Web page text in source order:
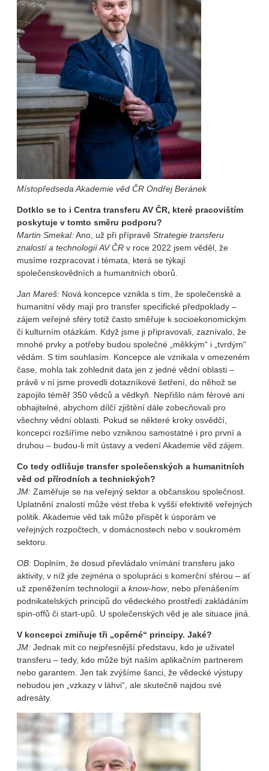
Místopředseda Akademie věd ČR Ondřej Beránek
Dotklo se to i Centra transferu AV ČR, které pracovištím
poskytuje v tomto směru podporu?
Martin Smekal:Ano, už při přípravě Strategie transferu
znalostí a technologií AV ČR v roce 2022 jsem věděl, že
musíme rozpracovat i témata, která se týkají
společenskovědních a humanitních oborů.
Jan Mareš: Nová koncepce vznikla s tím, že společenské a
humanitní vědy mají pro transfer specifické předpoklady –
zájem veřejné sféry totiž často směřuje k socioekonomickým
či kulturním otázkám. Když jsme ji připravovali, zaznívalo, že
mnohé prvky a potřeby budou společné „měkkým“ i „tvrdým“
vědám. S tím souhlasím. Koncepce ale vznikala v omezeném
čase, mohla tak zohlednit data jen z jedné vědní oblasti –
právě v ní jsme provedli dotazníkové šetření, do něhož se
zapojilo téměř 350 vědců a vědkyň. Nepřišlo nám férové ani
obhajitelné, abychom dílčí zjištění dále zobecňovali pro
všechny vědní oblasti. Pokud se některé kroky osvědčí,
koncepci rozšíříme nebo vzniknou samostatné i pro první a
druhou – budou-li mít ústavy a vedení Akademie věd zájem.
Co tedy odlišuje transfer společenských a humanitních
věd od přírodních a technických?
JM: Zaměřuje se na veřejný sektor a občanskou společnost.
Uplatnění znalostí může vést třeba k vyšší efektivitě veřejných
politik. Akademie věd tak může přispět k úsporám ve
veřejných rozpočtech, v domácnostech nebo v soukromém
sektoru.
OB: Doplním, že dosud převládalo vnímání transferu jako
aktivity, v níž jde zejména o spolupráci s komerční sférou – ať
už zpeněžením technologií a know-how, nebo přenášením
podnikatelských principů do vědeckého prostředí zakládáním
spin-offů či start-upů. U společenských věd je ale situace jiná.
V koncepci zmiňuje tři „opěrné“ principy. Jaké?
JM: Jednak mít co nejpřesnější představu, kdo je uživatel
transferu – tedy, kdo může být naším aplikačním partnerem
nebo garantem. Jen tak zvýšíme šanci, že vědecké výstupy
nebudou jen „vzkazy v láhvi“, ale skutečně najdou své
adresáty.